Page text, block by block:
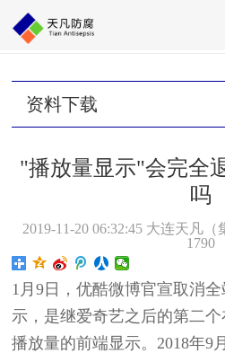
首页>> 资料下载
资料下载
"播放量显示"会完全
吗
2019-11-20 06:32:45 大连天凡（
1790
1月9日，优酷微博官宣取消
示，是继爱奇艺之后的第二
播放量的前端显示。2018年9